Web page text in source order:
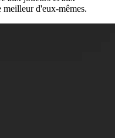
meilleur d'eux-mêmes.